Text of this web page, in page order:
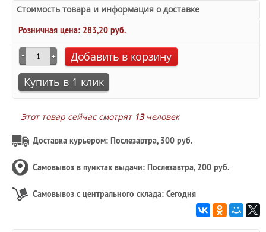
Стоимость товара и информация о доставке
Розничная цена: 283,20 руб.
Добавить в корзину
Купить в 1 клик
Этот товар сейчас смотрят 13человек
Доставка курьером: Послезавтра, 300 руб.
Самовывоз в пунктах выдачи: Послезавтра, 200 руб.
Самовывоз с центрального склада: Сегодня